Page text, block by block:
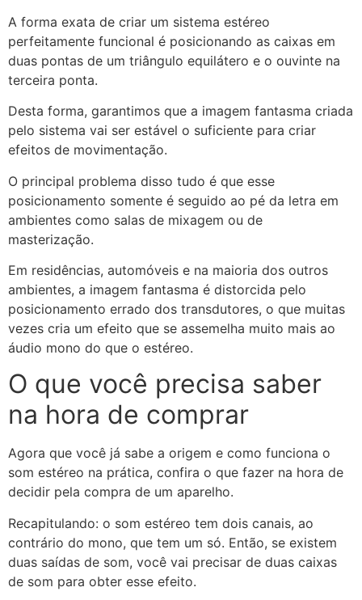
A forma exata de criar um sistema estéreo
perfeitamente funcional é posicionando as caixas em
duas pontas de um triângulo equilátero e o ouvinte na
terceira ponta.
Desta forma, garantimos que a imagem fantasma criada
pelo sistema vai ser estável o suficiente para criar
efeitos de movimentação.
O principal problema disso tudo é que esse
posicionamento somente é seguido ao pé da letra em
ambientes como salas de mixagem ou de
masterização.
Em residências, automóveis e na maioria dos outros
ambientes, a imagem fantasma é distorcida pelo
posicionamento errado dos transdutores, o que muitas
vezes cria um efeito que se assemelha muito mais ao
áudio mono do que o estéreo.
O que você precisa saber
na hora de comprar
Agora que você já sabe a origem e como funciona o
som estéreo na prática, confira o que fazer na hora de
decidir pela compra de um aparelho.
Recapitulando: o som estéreo tem dois canais, ao
contrário do mono, que tem um só. Então, se existem
duas saídas de som, você vai precisar de duas caixas
de som para obter esse efeito.